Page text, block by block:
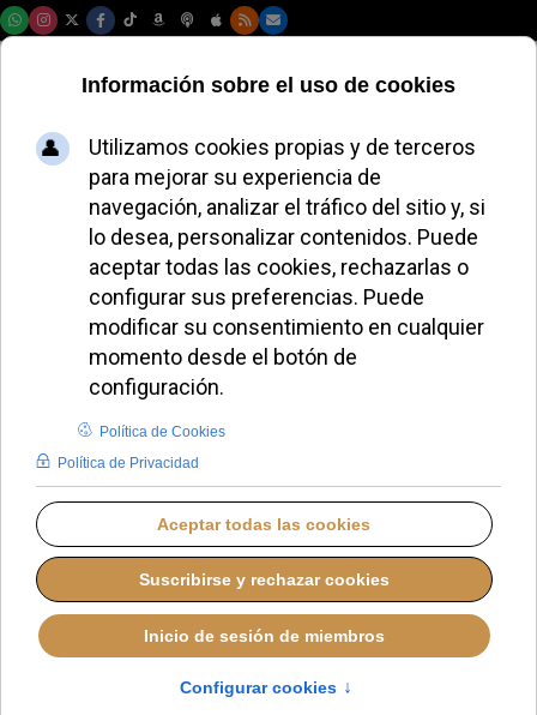
El Vaticano se
compromete a
reducir un 28% sus
emisiones para
2035
JUEVES, 16 OCTUBRE 2025 23:57